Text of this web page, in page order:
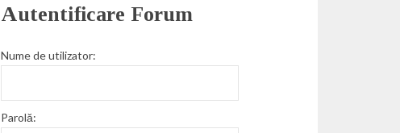
Autentificare Forum
Nume de utilizator:
Parolă: